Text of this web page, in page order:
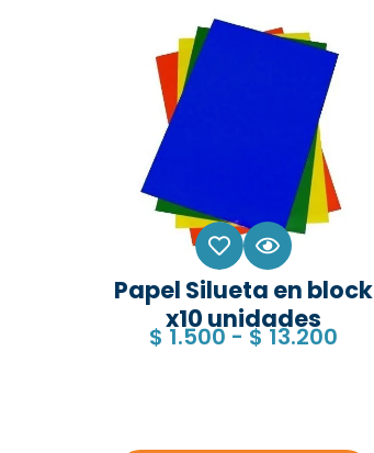
Papel Silueta en block
x10 unidades
$1.500 -$13.200